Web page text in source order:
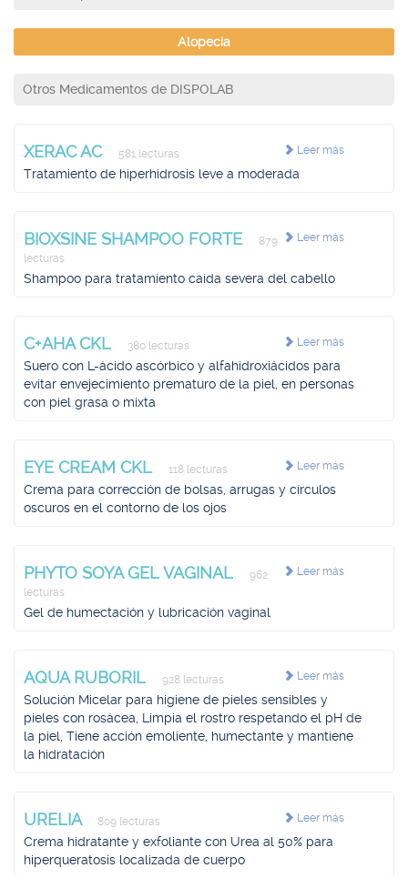
Alopecia
Otros Medicamentos de DISPOLAB
Leer más
XERAC AC 581 lecturas
Tratamiento de hiperhidrosis leve a moderada
Leer más
BIOXSINE SHAMPOO FORTE
879
lecturas
Shampoo para tratamiento caída severa del cabello
Leer más
C+AHA CKL 380 lecturas
Suero con L-ácido ascórbico y alfahidroxiácidos para
evitar envejecimiento prematuro de la piel, en personas
con piel grasa o mixta
Leer más
EYE CREAM CKL 118 lecturas
Crema para corrección de bolsas, arrugas y círculos
oscuros en el contorno de los ojos
Leer más
PHYTO SOYA GEL VAGINAL
962
lecturas
Gel de humectación y lubricación vaginal
Leer más
AQUA RUBORIL 928 lecturas
Solución Micelar para higiene de pieles sensibles y
pieles con rosácea, Limpia el rostro respetando el pH de
la piel, Tiene acción emoliente, humectante y mantiene
la hidratación
Leer más
URELIA 809 lecturas
Crema hidratante y exfoliante con Urea al 50% para
hiperqueratosis localizada de cuerpo